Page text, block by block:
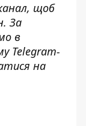
, щоб
За
в
Telegram-
на